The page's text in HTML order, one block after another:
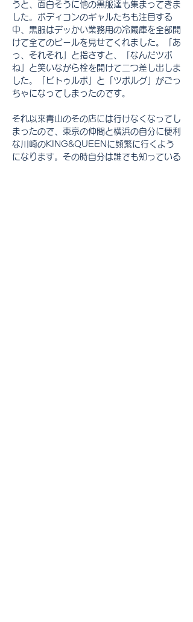
うと、面白そうに他の黒服達も集まってきま
した。ボディコンのギャルたちも注目する
中、黒服はデッかい業務用の冷蔵庫を全部開
けて全てのビールを見せてくれました。「あ
っ、それそれ」と指さすと、「なんだツボ
ね」と笑いながら栓を開けて二つ差し出しま
した。「ビトゥルボ」と「ツボルグ」がごっ
ちゃになってしまったのです。
それ以来青山のその店には行けなくなってし
まったので、東京の仲間と横浜の自分に便利
な川崎のKING&QUEENに頻繁に行くよう
になります。その時自分は誰でも知っている